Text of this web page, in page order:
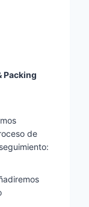
Packing
de